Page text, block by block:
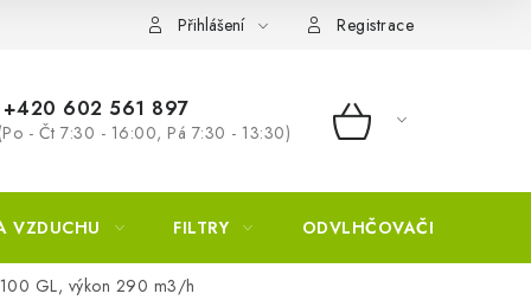
Přihlášení Registrace
602 561 897
- Čt 7:30 - 16:00, Pá 7:30 - 13:30) NÁKUPNÍ
VZDUCHU FILTRY ODVLHČOVAČE
GL, výkon 290 m3/h